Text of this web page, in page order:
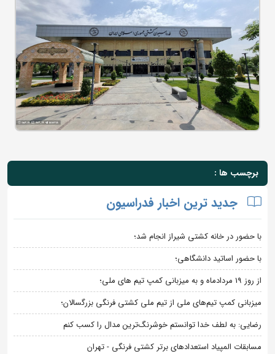
برچسب ها :
جدید ترین اخبار فدراسیون
با حضور در خانه کشتی شیراز انجام شد؛
با حضور اساتید دانشگاهی؛
از روز 19 مردادماه و به میزبانی کمپ تیم های ملی؛
میزبانی کمپ تیم‌های ملی از تیم ملی کشتی فرنگی بزرگسالان؛
رضایی: به لطف خدا توانستم خوشرنگ‌ترین مدال را کسب کنم
مسابقات المپیاد استعدادهای برتر کشتی فرنگی - تهران